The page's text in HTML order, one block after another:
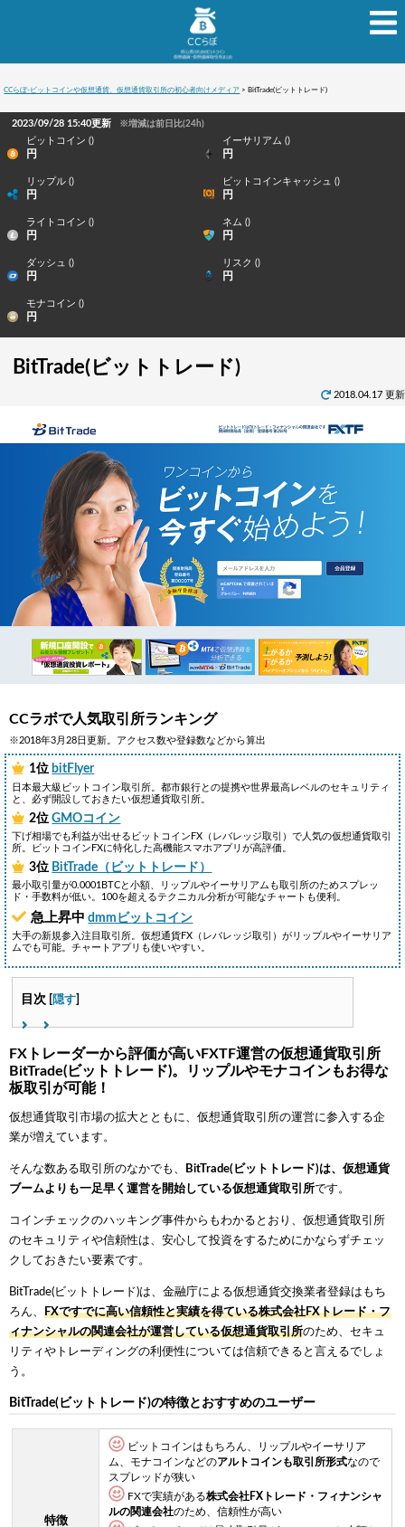
CCらぼ-ビットコインや仮想通貨、仮想通貨取引所の初心者向けメディア > BitTrade(ビットトレード)
2023/09/28 15:40更新 ※増減は前日比(24h)
ビットコイン ()
円
イーサリアム ()
円
リップル ()
円
ビットコインキャッシュ ()
円
ライトコイン ()
円
ネム ()
円
ダッシュ ()
円
リスク ()
円
モナコイン ()
円
BitTrade(ビットトレード)
2018.04.17 更新
CCラボで人気取引所ランキング
※2018年3月28日更新。アクセス数や登録数などから算出
1位 bitFlyer
日本最大級ビットコイン取引所。都市銀行との提携や世界最高レベルのセキュリティ
と、必ず開設しておきたい仮想通貨取引所。
2位GMOコイン
下げ相場でも利益が出せるビットコインFX（レバレッジ取引）で人気の仮想通貨取引
所。ビットコインFXに特化した高機能スマホアプリが高評価。
3位 BitTrade（ビットトレード）
最小取引量が0.0001BTCと小額、リップルやイーサリアムも取引所のためスプレッ
ド・手数料が低い。100を超えるテクニカル分析が可能なチャートも便利。
急上昇中 dmmビットコイン
大手の新規参入注目取引所。仮想通貨FX（レバレッジ取引）がリップルやイーサリア
ムでも可能。チャートアプリも使いやすい。
目次 隠す
FXトレーダーから評価が高いFXTF運営の仮想通貨取引所
BitTrade(ビットトレード)。リップルやモナコインもお得な
板取引が可能！
仮想通貨取引市場の拡大とともに、仮想通貨取引所の運営に参入する企
業が増えています。
そんな数ある取引所のなかでも、
BitTrade(ビットトレード)は、仮想通貨
ブームよりも一足早く運営を開始している仮想通貨取引所です。
コインチェックのハッキング事件からもわかるとおり、仮想通貨取引所
のセキュリティや信頼性は、安心して投資をするためにかならずチェッ
クしておきたい要素です。
BitTrade(ビットトレード)は、金融庁による仮想通貨交換業者登録はもち
ろん、 FXですでに高い信頼性と実績を得ている株式会社FXトレード・フ
ィナンシャルの関連会社が運営している仮想通貨取引所のため、セキュ
リティやトレーディングの利便性については信頼できると言えるでしょ
う。
BitTrade(ビットトレード)の特徴とおすすめのユーザー
特徴
ビットコインはもちろん、リップルやイーサリア
ム、モナコインなどのアルトコインも取引所形式なので
スプレッドが狭い
FXで実績がある株式会社FXトレード・フィナンシャ
ルの関連会社のため、信頼性が高い